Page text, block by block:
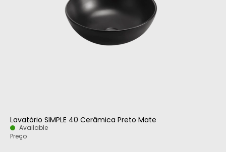
Lavatório SIMPLE 40 Cerâmica Preto Mate
Available
Preço